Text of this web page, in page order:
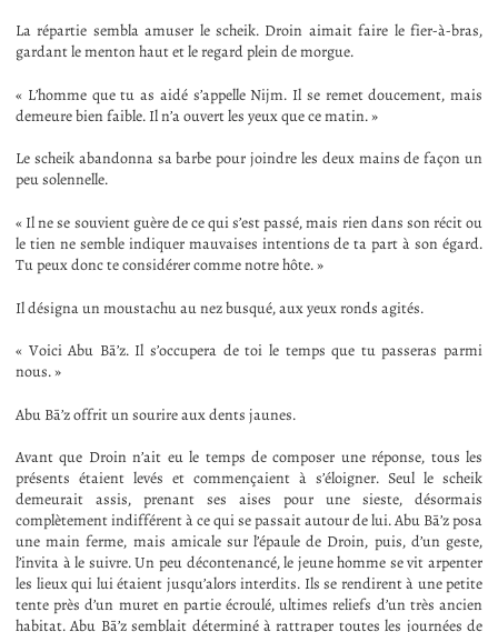
La répartie sembla amuser le scheik. Droin aimait faire le fier-à-bras,
gardant le menton haut et le regard plein de morgue.
« L’homme que tu as aidé s’appelle Nijm. Il se remet doucement, mais
demeure bien faible. Il n’a ouvert les yeux que ce matin. »
Le scheik abandonna sa barbe pour joindre les deux mains de façon un
peu solennelle.
« Il ne se souvient guère de ce qui s’est passé, mais rien dans son récit ou
le tien ne semble indiquer mauvaises intentions de ta part à son égard.
Tu peux donc te considérer comme notre hôte. »
Il désigna un moustachu au nez busqué, aux yeux ronds agités.
« Voici Abu Bā’z. Il s’occupera de toi le temps que tu passeras parmi
nous. »
Abu Bā’z offrit un sourire aux dents jaunes.
Avant que Droin n’ait eu le temps de composer une réponse, tous les
présents étaient levés et commençaient à s’éloigner. Seul le scheik
demeurait assis, prenant ses aises pour une sieste, désormais
complètement indifférent à ce qui se passait autour de lui. Abu Bā’z posa
une main ferme, mais amicale sur l’épaule de Droin, puis, d’un geste,
l’invita à le suivre. Un peu décontenancé, le jeune homme se vit arpenter
les lieux qui lui étaient jusqu’alors interdits. Ils se rendirent à une petite
tente près d’un muret en partie écroulé, ultimes reliefs d’un très ancien
habitat. Abu Bā’z semblait déterminé à rattraper toutes les journées de